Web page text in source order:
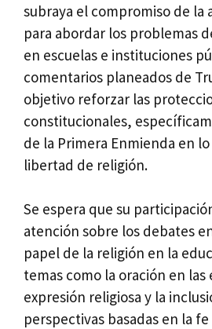
subraya el compromiso de la
para abordar los problemas
en escuelas e instituciones
comentarios planeados de
objetivo reforzar las
constitucionales,
de la Primera Enmienda en
libertad de religión.
Se espera que su
atención sobre los debates
papel de la religión en la
temas como la oración en las
expresión religiosa y la
perspectivas basadas en la